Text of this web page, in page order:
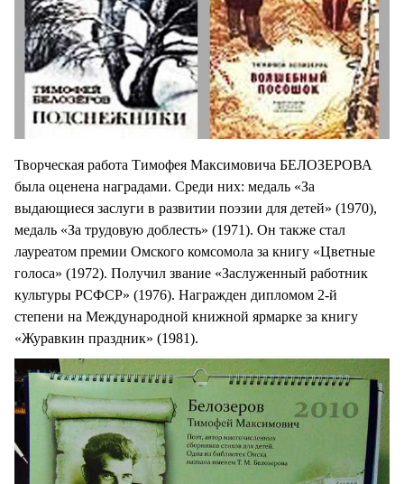
Творческая работа Тимофея Максимовича БЕЛОЗЕРОВА
была оценена наградами. Среди них: медаль «За
выдающиеся заслуги в развитии поэзии для детей» (1970),
медаль «За трудовую доблесть» (1971). Он также стал
лауреатом премии Омского комсомола за книгу «Цветные
голоса» (1972). Получил звание «Заслуженный работник
культуры РСФСР» (1976). Награжден дипломом 2-й
степени на Международной книжной ярмарке за книгу
«Журавкин праздник» (1981).